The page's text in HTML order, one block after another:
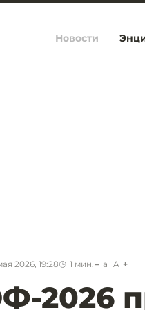
Новости
2026, 19:28 1 мин. a A
2026